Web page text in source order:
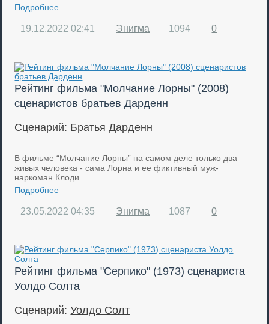
Подробнее
19.12.2022 02:41 Энигма 1094 0
Рейтинг фильма "Молчание Лорны" (2008)
сценаристов братьев Дарденн
Сценарий: Братья Дарденн
В фильме “Молчание Лорны” на самом деле только два
живых человека - сама Лорна и ее фиктивный муж-
наркоман Клоди.
Подробнее
23.05.2022 04:35 Энигма 1087 0
Рейтинг фильма "Серпико" (1973) сценариста
Уолдо Солта
Сценарий:Уолдо Солт